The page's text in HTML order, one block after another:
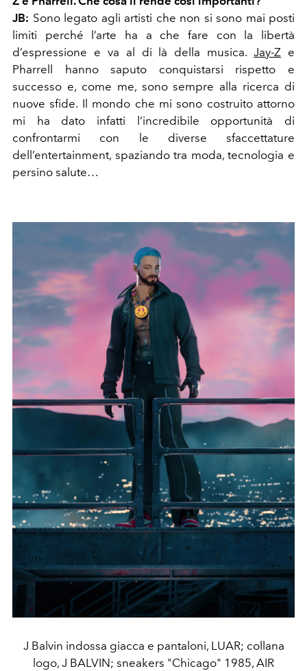
JB: Sono legato agli artisti che non si sono mai posti
limiti perché l’arte ha a che fare con la libertà
d’espressione e va al di là della musica.Jay-Z e
Pharrell hanno saputo conquistarsi rispetto e
successo e, come me, sono sempre alla ricerca di
nuove sfide. Il mondo che mi sono costruito attorno
mi ha dato infatti l’incredibile opportunità di
confrontarmi con le diverse sfaccettature
dell’entertainment, spaziando tra moda, tecnologia e
persino salute…
J Balvin indossa giacca e pantaloni, LUAR; collana
logo, J BALVIN; sneakers "Chicago" 1985, AIR